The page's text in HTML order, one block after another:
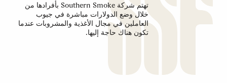
تهتم شركة Southern Smoke بأفرادها من
خلال وضع الدولارات مباشرة في جيوب
العاملين في مجال الأغذية والمشروبات عندما
تكون هناك حاجة إليها.